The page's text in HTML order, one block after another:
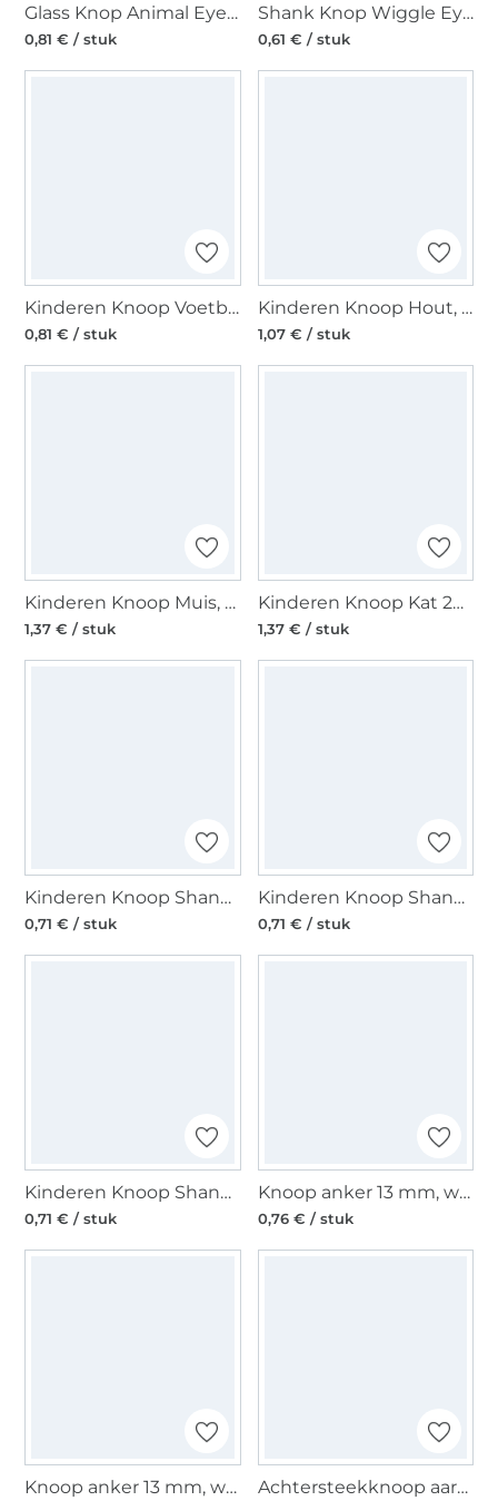
Glass Knop Animal Eye 8 mm, zwart
0,81 € / stuk
Shank Knop Wiggle Eye, transparant
0,61 € / stuk
Kinderen Knoop Voetbal 18 mm
0,81 € / stuk
Kinderen Knoop Hout, Beer
1,07 € / stuk
Kinderen Knoop Muis, roze 12 mm
1,37 € / stuk
Kinderen Knoop Kat 20 mm
1,37 € / stuk
Kinderen Knoop Shank Ster, wit 15 mm
0,71 € / stuk
Kinderen Knoop Shank Ster, yellow 15 mm
0,71 € / stuk
Kinderen Knoop Shank Ster, navy 15 mm
0,71 € / stuk
Knoop anker 13 mm, wit / rood
0,76 € / stuk
Knoop anker 13 mm, wit / marineblauw Achtersteekknoop aardbei, 21 mm